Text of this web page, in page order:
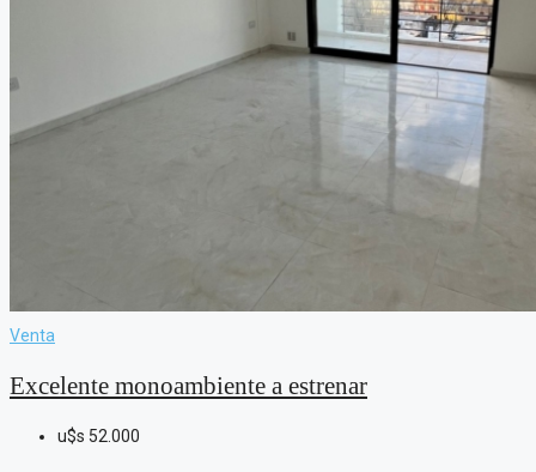
Venta
Excelente monoambiente a estrenar
u$s 52.000